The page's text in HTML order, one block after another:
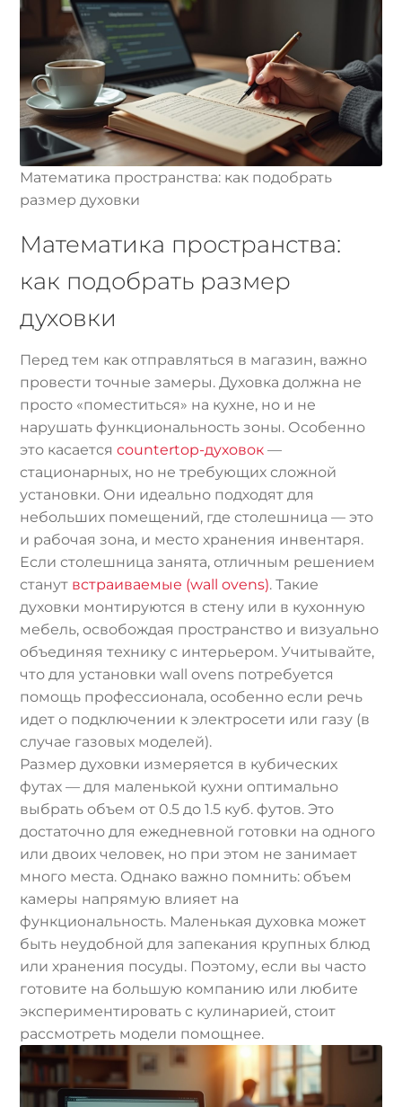
Математика пространства: как подобрать
размер духовки
Математика пространства:
как подобрать размер
духовки
Перед тем как отправляться в магазин, важно
провести точные замеры. Духовка должна не
просто «поместиться» на кухне, но и не
нарушать функциональность зоны. Особенно
это касаетсяcountertop-духовок —
стационарных, но не требующих сложной
установки. Они идеально подходят для
небольших помещений, где столешница — это
и рабочая зона, и место хранения инвентаря.
Если столешница занята, отличным решением
станут встраиваемые (wall ovens). Такие
духовки монтируются в стену или в кухонную
мебель, освобождая пространство и визуально
объединяя технику с интерьером. Учитывайте,
что для установки wall ovens потребуется
помощь профессионала, особенно если речь
идет о подключении к электросети или газу (в
случае газовых моделей).
Размер духовки измеряется в кубических
футах — для маленькой кухни оптимально
выбрать объем от 0.5 до 1.5 куб. футов. Это
достаточно для ежедневной готовки на одного
или двоих человек, но при этом не занимает
много места. Однако важно помнить: объем
камеры напрямую влияет на
функциональность. Маленькая духовка может
быть неудобной для запекания крупных блюд
или хранения посуды. Поэтому, если вы часто
готовите на большую компанию или любите
экспериментировать с кулинарией, стоит
рассмотреть модели помощнее.